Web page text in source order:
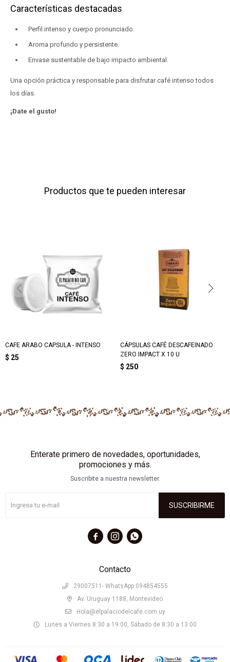
Características destacadas
Perfil intenso y cuerpo pronunciado.
Aroma profundo y persistente.
Envase sustentable de bajo impacto ambiental.
Una opción práctica y responsable para disfrutar café intenso todos
los días.
¡Date el gusto!
Productos que te pueden interesar
CAFE ARABO CAPSULA - INTENSO
$ 25
CÁPSULAS CAFÉ DESCAFEINADO
ZERO IMPACT X 10 U
$ 250
Contacto
29007511- WhatsApp 094854555
Av. Uruguay 1188, Montevideo
Hola@elpalaciodelcafe.com.uy
Lunes a Viernes 8:30 a 19:00, Sábado de 8:30 a 13:00
Enterate primero de novedades, oportunidades,
promociones y más.
Suscribite a nuestra newsletter.
SUSCRIBIRME
  